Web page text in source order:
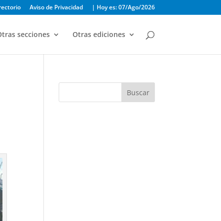
Aviso de Privacidad | Hoy es: 07/Ago/2026
secciones Otras ediciones
Buscar